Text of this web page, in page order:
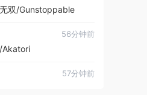
双/Gunstoppable
56分钟前
Akatori
57分钟前